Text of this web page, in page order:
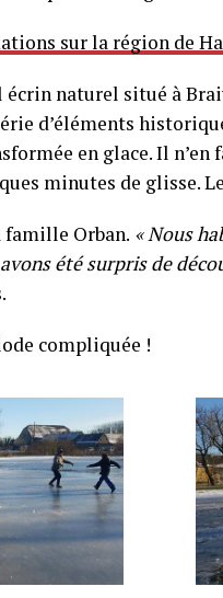
sur la région de
écrin naturel situé à
d’éléments
en glace. Il
minutes de glisse.
famille Orban. « Nous
été surpris de
compliquée !